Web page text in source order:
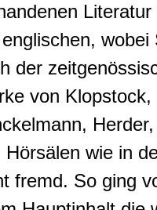
der
von
Hörsälen wie in
fremd. So ging